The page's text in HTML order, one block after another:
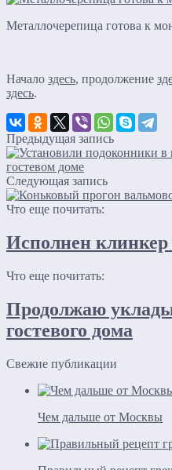
Металлочерепица готова к
Начало здесь, продолжение
здесь.
Предыдущая запись
гостевом доме
Следующая запись
Что еще почитать:
Исполнен клинкер
Что еще почитать:
Продолжаю
гостевого дома
Свежие публикации
Чем дальше от Москвы